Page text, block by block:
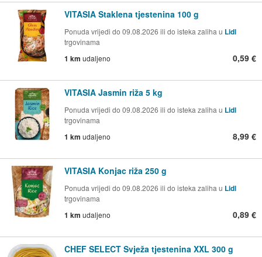
VITASIA Staklena tjestenina 100 g
Ponuda vrijedi do 09.08.2026 ili do isteka zaliha u Lidl
trgovinama
1 km udaljeno 0,59 €
VITASIA Jasmin riža 5 kg
Ponuda vrijedi do 09.08.2026 ili do isteka zaliha u Lidl
trgovinama
1 km udaljeno 8,99 €
VITASIA Konjac riža 250 g
Ponuda vrijedi do 09.08.2026 ili do isteka zaliha u Lidl
trgovinama
1 km udaljeno 0,89 €
CHEF SELECT Svježa tjestenina XXL 300 g